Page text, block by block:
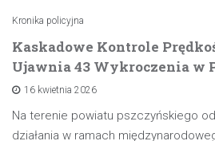
Kronika policyjna
Kaskadowe Kontrole
Ujawnia 43 Wykroczenia w
16 kwietnia 2026
Na terenie powiatu pszczyńskiego
działania w ramach